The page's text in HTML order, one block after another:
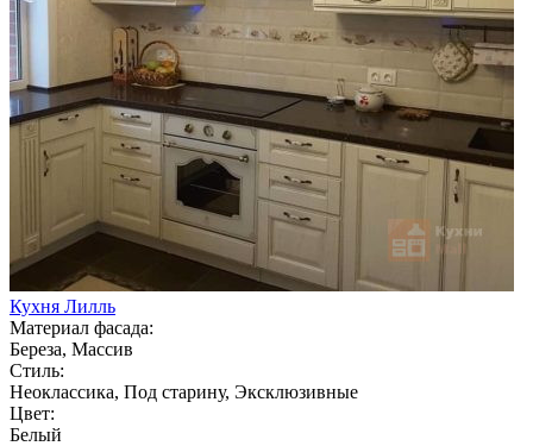
Кухня Лилль
Материал фасада:
Береза, Массив
Стиль:
Неоклассика, Под старину, Эксклюзивные
Цвет:
Белый